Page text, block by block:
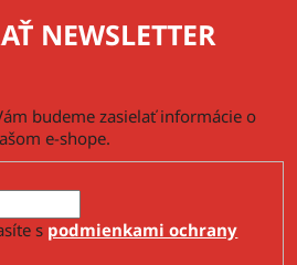
NEWSLETTER
budeme zasielať informácie o
e-shope.
s podmienkami ochrany